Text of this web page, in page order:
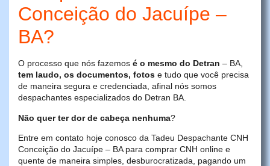
Conceição do Jacuípe –
BA?
O processo que nós fazemos é o mesmo do Detran – BA,
tem laudo, os documentos, fotos e tudo que você precisa
de maneira segura e credenciada, afinal nós somos
despachantes especializados do Detran BA.
Não quer ter dor de cabeça nenhuma?
Entre em contato hoje conosco da Tadeu Despachante CNH
Conceição do Jacuípe – BA para comprar CNH online e
quente de maneira simples, desburocratizada, pagando um